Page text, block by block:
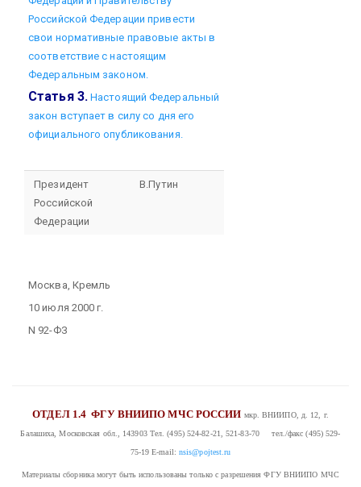
Российской Федерации привести
свои нормативные правовые акты в
соответствие с настоящим
Федеральным законом.
Статья 3.Настоящий Федеральный
закон вступает в силу со дня его
официального опубликования.
Президент
Российской
Федерации
В.Путин
Москва, Кремль
10 июля 2000 г.
N 92-ФЗ
ОТДЕЛ 1.4ФГУ ВНИИПО МЧС РОССИИ мкр. ВНИИПО, д. 12, г.
Балашиха, Московская обл., 143903Тел. (495) 524-82-21, 521-83-70 тел./факс (495) 529-
75-19 E-mail: nsis@pojtest.ru
Материалы сборника могут быть использованы только с разрешения ФГУ ВНИИПО МЧС